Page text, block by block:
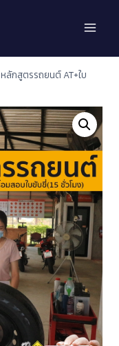
หลักสูตรรถยนต์ AT+ใบ